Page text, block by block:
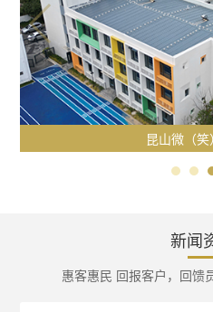
昆山微（
新闻
惠客惠民 回报客户，回馈